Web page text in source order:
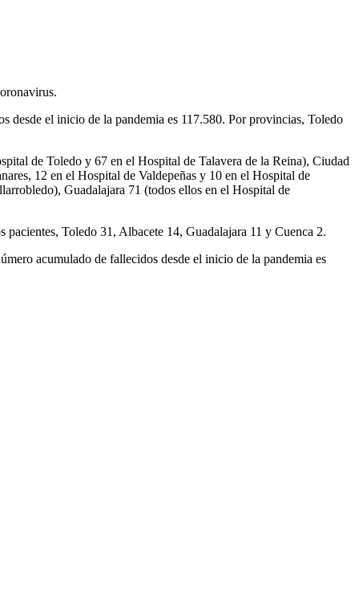
desde el inicio de la pandemia es 117.580. Por provincias, Toledo
de Toledo y 67 en el Hospital de Talavera de la Reina), Ciudad
12 en el Hospital de Valdepeñas y 10 en el Hospital de
Guadalajara 71 (todos ellos en el Hospital de
Toledo 31, Albacete 14, Guadalajara 11 y Cuenca 2.
acumulado de fallecidos desde el inicio de la pandemia es